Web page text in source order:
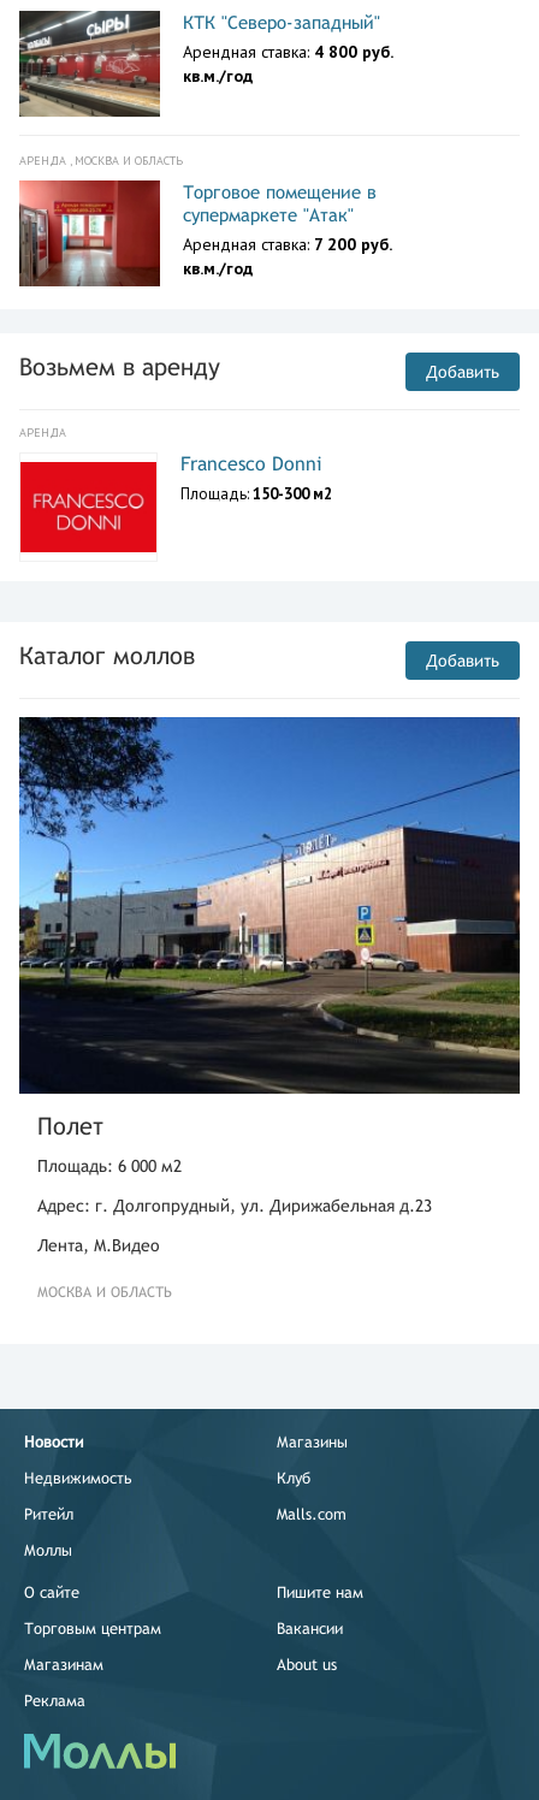
КТК "Северо-западный"
Арендная ставка: 4 800 руб.
кв.м./год
АРЕНДА , МОСКВА И ОБЛАСТЬ
Торговое помещение в
супермаркете "Атак"
Арендная ставка: 7 200 руб.
кв.м./год
Возьмем в аренду Добавить
АРЕНДА
Francesco Donni
Площадь:150-300 м2
Каталог моллов Добавить
Полет
Площадь: 6 000 м2
Адрес: г. Долгопрудный, ул. Дирижабельная д.23
Лента, М.Видео
МОСКВА И ОБЛАСТЬ
Новости
Недвижимость
Ритейл
Моллы
Магазины
Клуб
Malls.com
О сайте
Торговым центрам
Магазинам
Реклама
Пишите нам
Вакансии
About us